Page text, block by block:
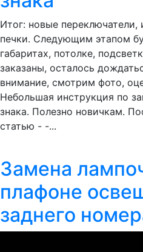
Итог: новые переключатели,
печки. Следующим этапом
габаритах, потолке,
заказаны, осталось
внимание, смотрим фото,
Небольшая инструкция по
знака. Полезно новичкам.
статью - -...
Замена
плафоне
заднего